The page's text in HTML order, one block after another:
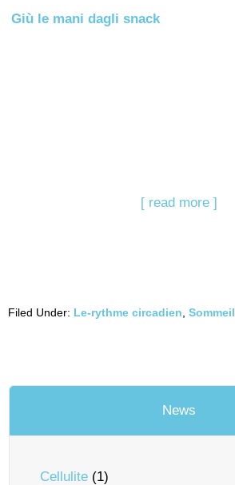
Giù le mani dagli snack
[ read more ]
Filed Under: Le-rythme circadien Sommeil
News
Cellulite (1)